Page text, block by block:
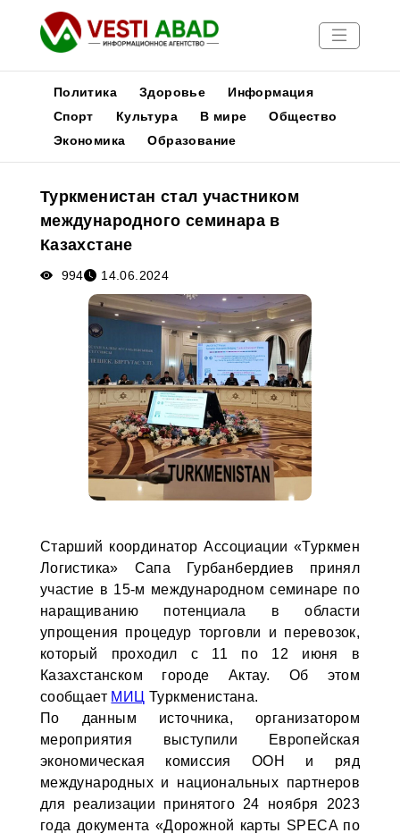
Новости
Медиа
Афиша
Политика Здоровье
Информация
Спорт
Культура В мире
Общество
Экономика
Образование
Туркменистан стал участником
международного семинара в
Казахстане
994 14.06.2024
Старший координатор Ассоциации «Туркмен
Логистика» Сапа Гурбанбердиев принял
участие в 15-м международном семинаре по
наращиванию потенциала в области
упрощения процедур торговли и перевозок,
который проходил с 11 по 12 июня в
Казахстанском городе Актау. Об этом
сообщает МИЦ Туркменистана.
По данным источника, организатором
мероприятия выступили Европейская
экономическая комиссия ООН и ряд
международных и национальных партнеров
для реализации принятого 24 ноября 2023
года документа «Дорожной карты SPECA по